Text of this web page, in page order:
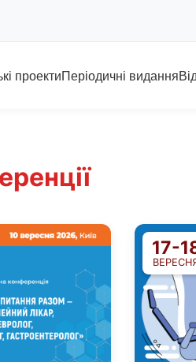
проектиПеріодичні видання
17-